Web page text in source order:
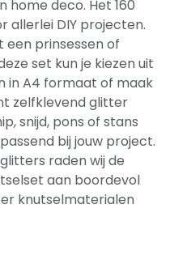
deco. Het 160
allerlei DIY projecten.
prinsessen of
set kun je kiezen uit
in A4 formaat of maak
zelfklevend glitter
snijd, pons of stans
bij jouw project.
raden wij de
aan boordevol
knutselmaterialen